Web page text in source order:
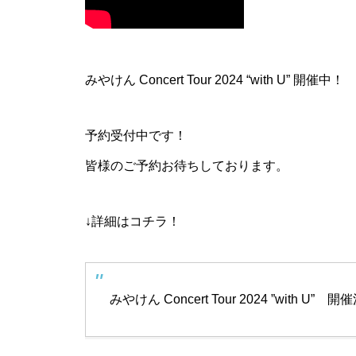
みやけん Concert Tour 2024 “with U” 開催中！
予約受付中です！
皆様のご予約お待ちしております。
↓詳細はコチラ！
みやけん Concert Tour 2024 ”with U” 開催